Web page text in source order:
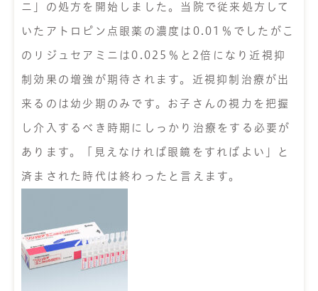
ニ」の処方を開始しました。当院で従来処方して
いたアトロピン点眼薬の濃度は0.01％でしたがこ
のリジュセアミニは0.025％と2倍になり近視抑
制効果の増強が期待されます。近視抑制治療が出
来るのは幼少期のみです。お子さんの視力を把握
し介入するべき時期にしっかり治療をする必要が
あります。「見えなければ眼鏡をすればよい」と
済まされた時代は終わったと言えます。